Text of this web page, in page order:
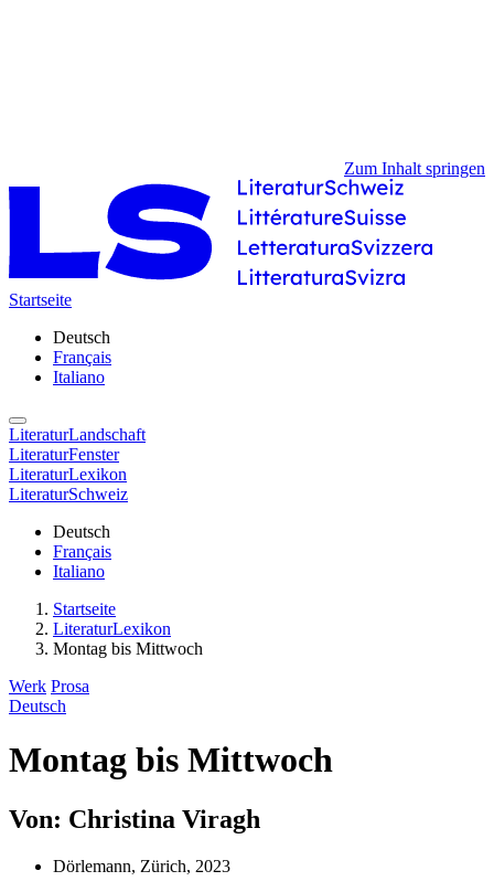
Zum Inhalt springen
Startseite
Deutsch
Français
Italiano
LiteraturLandschaft
LiteraturFenster
LiteraturLexikon
LiteraturSchweiz
Deutsch
Français
Italiano
Startseite
LiteraturLexikon
Montag bis Mittwoch
Werk Prosa
Deutsch
Montag bis Mittwoch
Von: Christina Viragh
Dörlemann, Zürich, 2023